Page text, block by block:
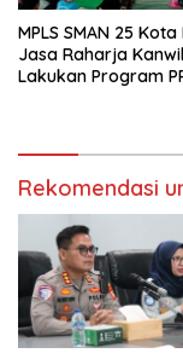
MPLS SMAN 25
Jasa Raharja
Lakukan Program
Rekomendasi